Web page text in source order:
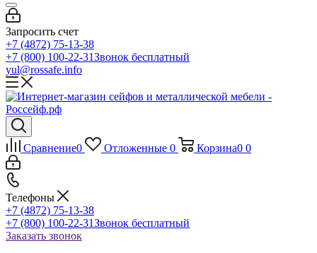
Запросить счет
+7 (4872) 75-13-38
+7 (800) 100-22-31Звонок бесплатный
yul@rossafe.info
Сравнение0 Отложенные 0 Корзина0 0
Телефоны
+7 (4872) 75-13-38
+7 (800) 100-22-31Звонок бесплатный
Заказать звонок